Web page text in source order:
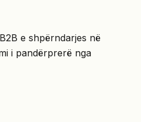
e shpërndarjes në
i pandërprerë nga